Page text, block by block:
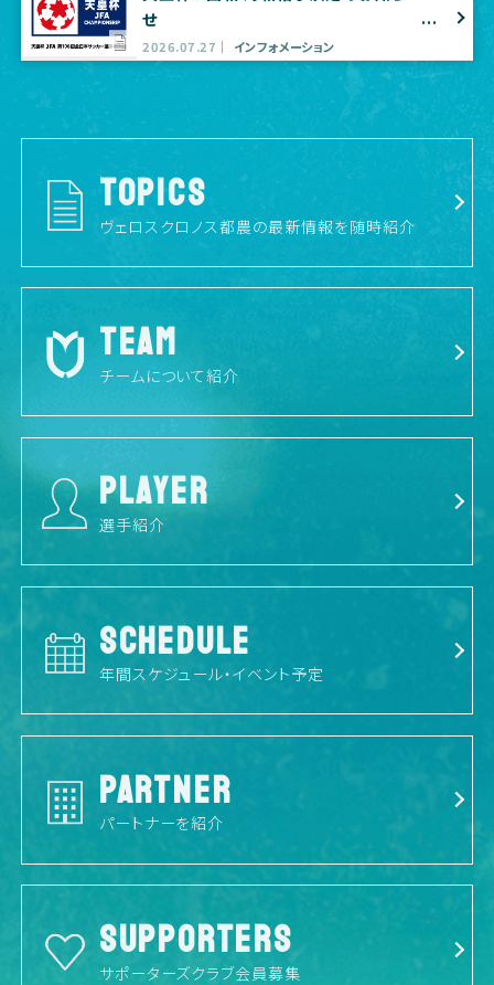
せ
2026.07.27 インフォメーション
TOPICS
ヴェロスクロノス都農の最新情報を随時紹介
TEAM
チームについて紹介
PLAYER
選手紹介
SCHEDULE
年間スケジュール・イベント予定
PARTNER
パートナーを紹介
SUPPORTERS
サポーターズクラブ会員募集